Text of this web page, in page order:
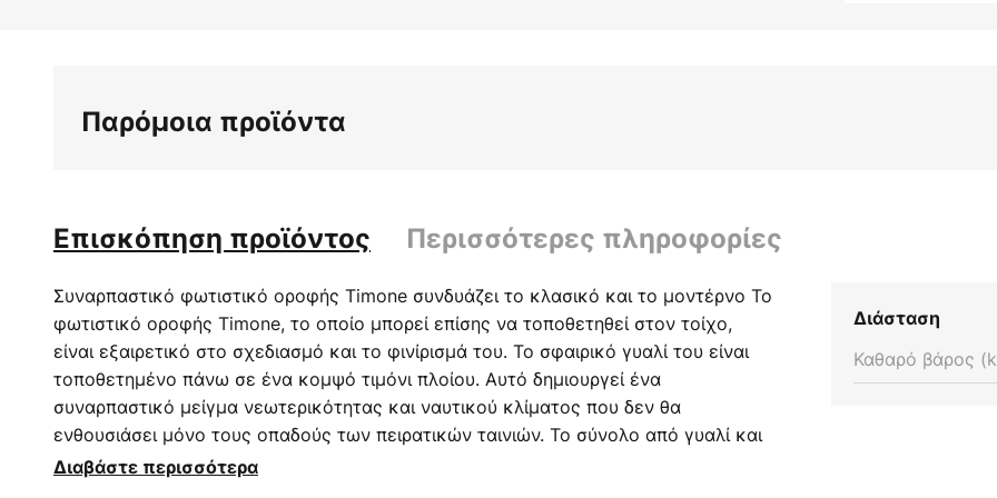
Παρόμοια προϊόντα
Επισκόπηση προϊόντος Περισσότερες πληροφορίες
Συναρπαστικό φωτιστικό οροφής Timone συνδυάζει το κλασικό και το μοντέρνο Το
φωτιστικό οροφής Timone, το οποίο μπορεί επίσης να τοποθετηθεί στον τοίχο,
είναι εξαιρετικό στο σχεδιασμό και το φινίρισμά του. Το σφαιρικό γυαλί του είναι
τοποθετημένο πάνω σε ένα κομψό τιμόνι πλοίου. Αυτό δημιουργεί ένα
συναρπαστικό μείγμα νεωτερικότητας και ναυτικού κλίματος που δεν θα
ενθουσιάσει μόνο τους οπαδούς των πειρατικών ταινιών. Το σύνολο από γυαλί και
ξύλο ολοκληρώνεται από ένα υψηλής ποιότητας ορειχάλκινο πλαίσιο. Αυτό το
Διαβάστε περισσότερα
Διάσταση
Καθαρό βάρος